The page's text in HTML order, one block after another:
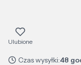
Ulubione
Czas wysyłki:48